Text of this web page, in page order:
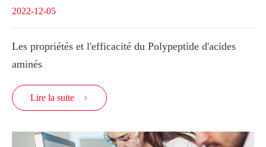
2022-12-05
Les propriétés et l'efficacité du Polypeptide d'acides
aminés
Lire la suite 